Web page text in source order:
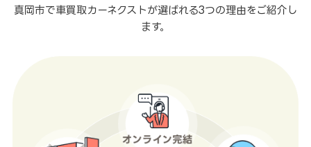
真岡市で車買取カーネクストが選ばれる3つの理由をご紹介し
ます。